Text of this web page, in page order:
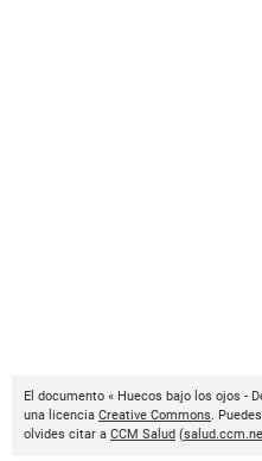
El documento « Huecos bajo los ojos -
una licencia Creative Commons.
olvides citar a CCM Salud (